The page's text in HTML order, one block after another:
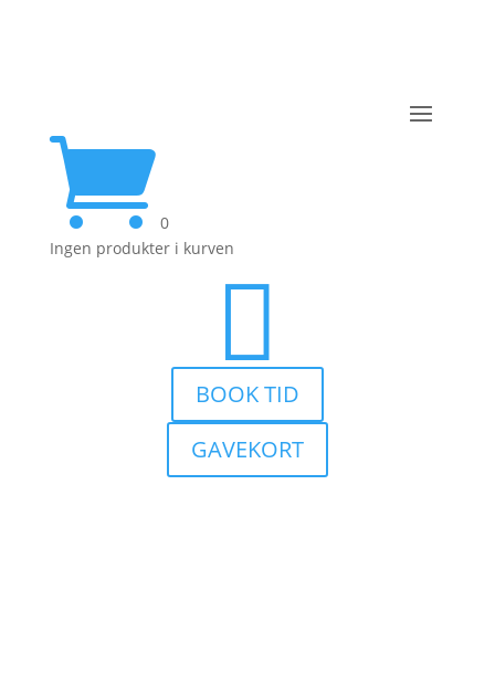
 0
Ingen produkter i kurven

BOOK TID
GAVEKORT